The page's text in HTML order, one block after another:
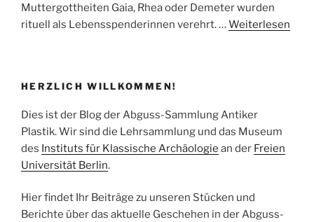
Muttergottheiten Gaia, Rhea oder Demeter wurden
rituell als Lebensspenderinnen verehrt. …Weiterlesen
HERZLICH WILLKOMMEN!
Dies ist der Blog der Abguss-Sammlung Antiker
Plastik. Wir sind die Lehrsammlung und das Museum
des Instituts für Klassische Archäologie an der Freien
Universität Berlin.
Hier findet Ihr Beiträge zu unseren Stücken und
Berichte über das aktuelle Geschehen in der Abguss-